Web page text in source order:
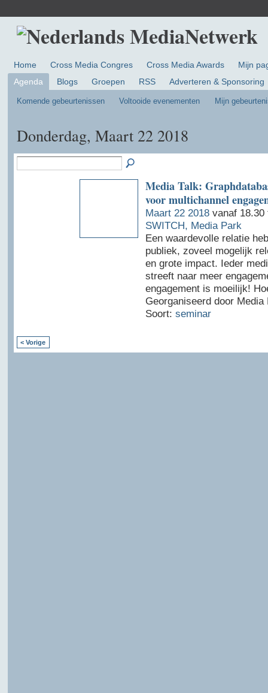
Home Cross Media Congres Cross Media Awards
Mijn
Agenda
Blogs Groepen RSS Adverteren & Sponsoring
Komende gebeurtenissen Voltooide evenementen Mijn
Donderdag, Maart 22 2018
Media Talk:
voor multichannel
Maart 22 2018vanaf 18.30
SWITCH, Media Park
Een waardevolle relatie
publiek, zoveel mogelijk
en grote impact. Ieder
streeft naar meer
engagement is moeilijk!
Georganiseerd door
Soort: seminar
< Vorige